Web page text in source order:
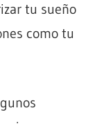
tu sueño
como tu